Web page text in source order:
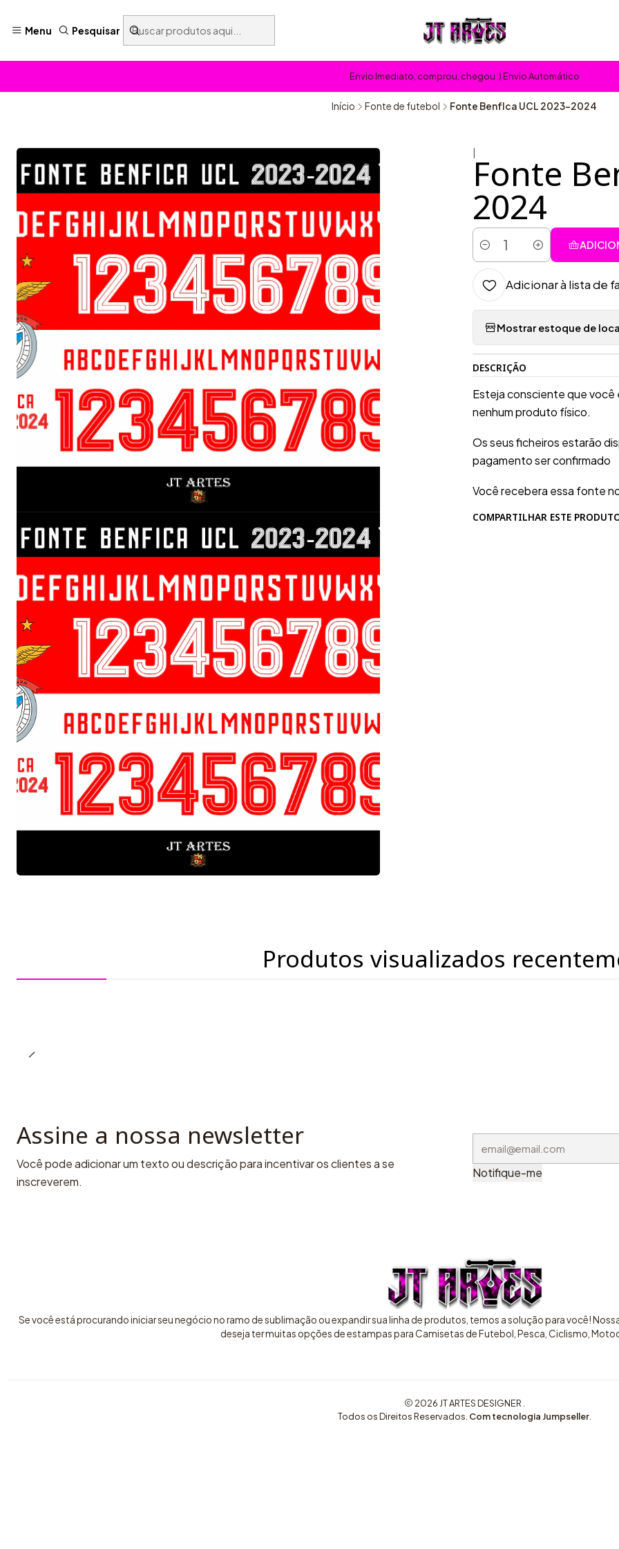
Menu Pesquisar
Envio Imediato, comprou, chegou :) Envio Automático
Início Fonte de futebol Fonte BenfIca UCL 2023-2024
Fonte
2024
Quantidade
Adicionar à lista de
Mostrar estoque de
DESCRIÇÃO
Esteja consciente que você
nenhum produto físico.
Os seus ficheiros estarão
pagamento ser confirmado
Você recebera essa fonte
COMPARTILHAR ESTE
Produtos visualizados
Assine a nossa newsletter
Você pode adicionar um texto ou descrição para incentivar os clientes a se
inscreverem.
Notifique-me
Se você está procurando iniciar seu negócio no ramo de sublimação ou expandir sua linha de produtos, temos a solução para você!
deseja ter muitas opções de estampas para Camisetas de Futebol, Pesca, Ciclismo,
2026 JT ARTES DESIGNER .
Todos os Direitos Reservados. Com tecnologia Jumpseller.